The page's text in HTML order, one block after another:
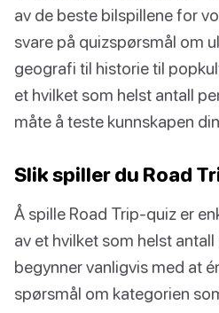
av de beste bilspillene for
svare på quizspørsmål om
geografi til historie til
et hvilket som helst antall
måte å teste kunnskapen
Slik spiller du Road
Å spille Road Trip-quiz er
av et hvilket som helst
begynner vanligvis med at
spørsmål om kategorien